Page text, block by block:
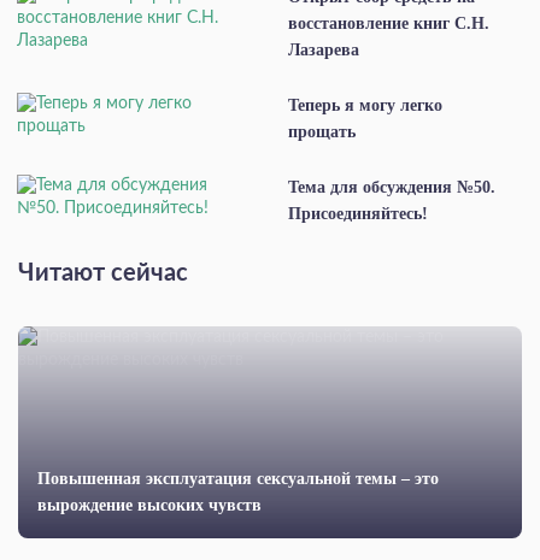
восстановление книг С.Н.
Лазарева
Теперь я могу легко
прощать
Тема для обсуждения №50.
Присоединяйтесь!
Читают сейчас
Повышенная эксплуатация сексуальной темы – это
вырождение высоких чувств